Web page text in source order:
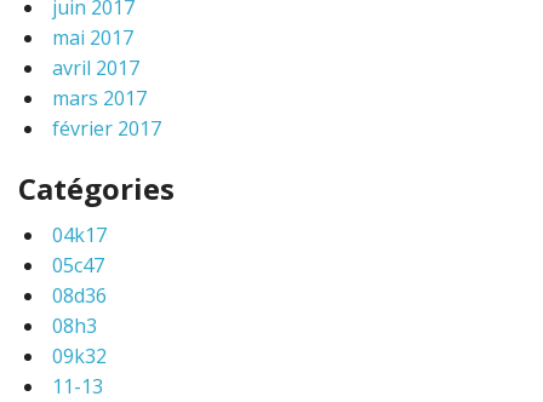
juin 2017
mai 2017
avril 2017
mars 2017
février 2017
Catégories
04k17
05c47
08d36
08h3
09k32
11-13